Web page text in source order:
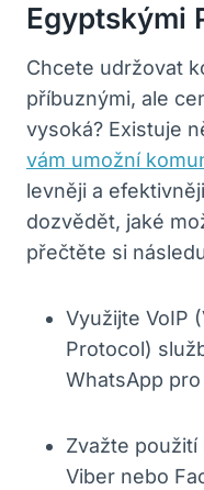
Egyptskými
Chcete udržovat
příbuznými, ale
vysoká? Existuje
vám umožní
levněji a
dozvědět, jaké
přečtěte si
Využijte VoIP
Protocol)
WhatsApp
Zvažte použití
Viber nebo